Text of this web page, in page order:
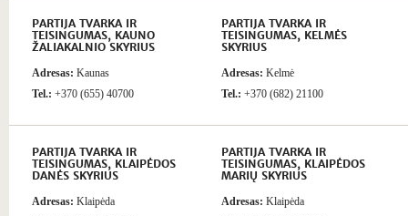
PARTIJA TVARKA IR
TEISINGUMAS, KAUNO
ŽALIAKALNIO SKYRIUS
Adresas: Kaunas
Tel.: +370 (655) 40700
PARTIJA TVARKA IR
TEISINGUMAS, KELMĖS
SKYRIUS
Adresas: Kelmė
Tel.: +370 (682) 21100
PARTIJA TVARKA IR
TEISINGUMAS, KLAIPĖDOS
DANĖS SKYRIUS
Adresas: Klaipėda
PARTIJA TVARKA IR
TEISINGUMAS, KLAIPĖDOS
MARIŲ SKYRIUS
Adresas: Klaipėda